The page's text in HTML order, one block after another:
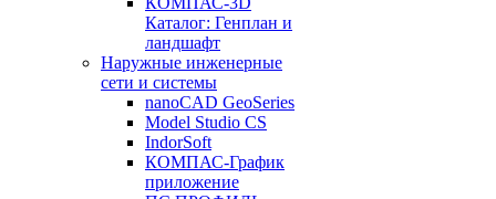
Каталог: Генплан и
ландшафт
Наружные инженерные
сети и системы
nanoCAD GeoSeries
Model Studio CS
IndorSoft
КОМПАС-График
приложение